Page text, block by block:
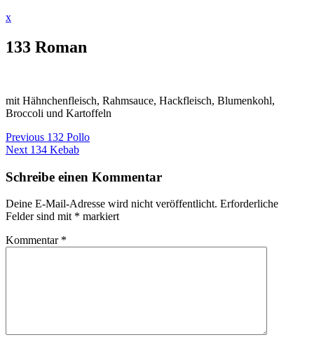
xClose
133 Roman
mit Hähnchenfleisch, Rahmsauce, Hackfleisch, Blumenkohl,
Broccoli und Kartoffeln
Beitragsnavigation
Previous Previous
post:
132 Pollo
Next Next
134 Kebab
Schreibe einen Kommentar
Deine E-Mail-Adresse wird nicht veröffentlicht. Erforderliche
Felder sind mit * markiert
Kommentar *